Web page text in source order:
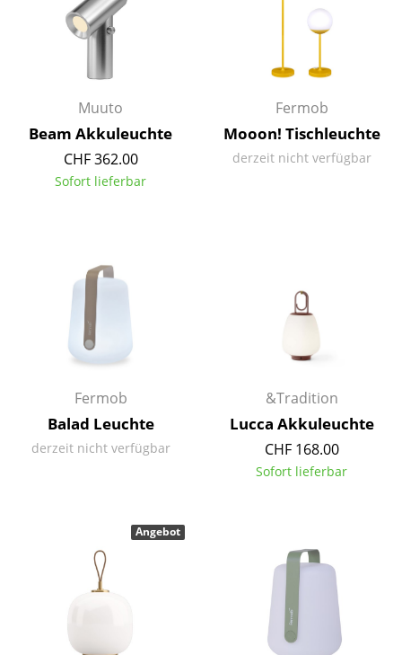
Büroutensilien
Aufbewahrungsboxen
Kissen
Teppiche
Räume
Zuhause
Wohnzimmer
Esszimmer
Schlafzimmer
Badezimmer
Balkon & Garten
Muuto
Beam Akkuleuchte
CHF 362.00
Sofort lieferbar
Fermob
Mooon! Tischleuchte
derzeit nicht verfügbar
Fermob
Balad Leuchte
derzeit nicht verfügbar
&Tradition
Lucca Akkuleuchte
CHF 168.00
Sofort lieferbar
Angebot